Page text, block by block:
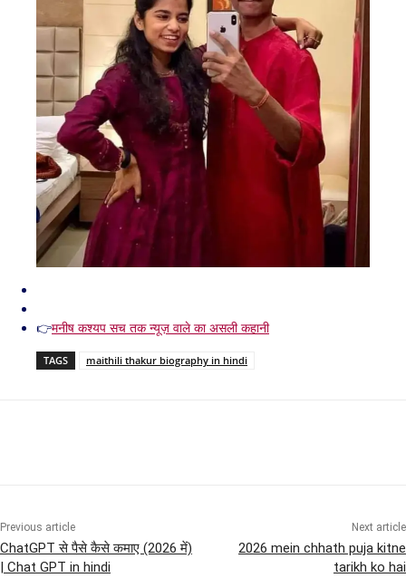
👉मनीष कश्यप सच तक न्यूज़ वाले का असली कहानी
TAGS maithili thakur biography in hindi
Previous article
ChatGPT से पैसे कैसे कमाए (2026 में)
| Chat GPT in hindi
Next article
2026 mein chhath puja kitne
tarikh ko hai